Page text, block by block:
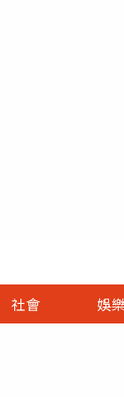
社會 娛樂
財經首頁
熱線
政